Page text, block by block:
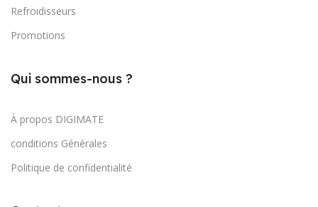
Refroidisseurs
Promotions
Qui sommes-nous ?
À propos DIGIMATE
conditions Générales
Politique de confidentialité